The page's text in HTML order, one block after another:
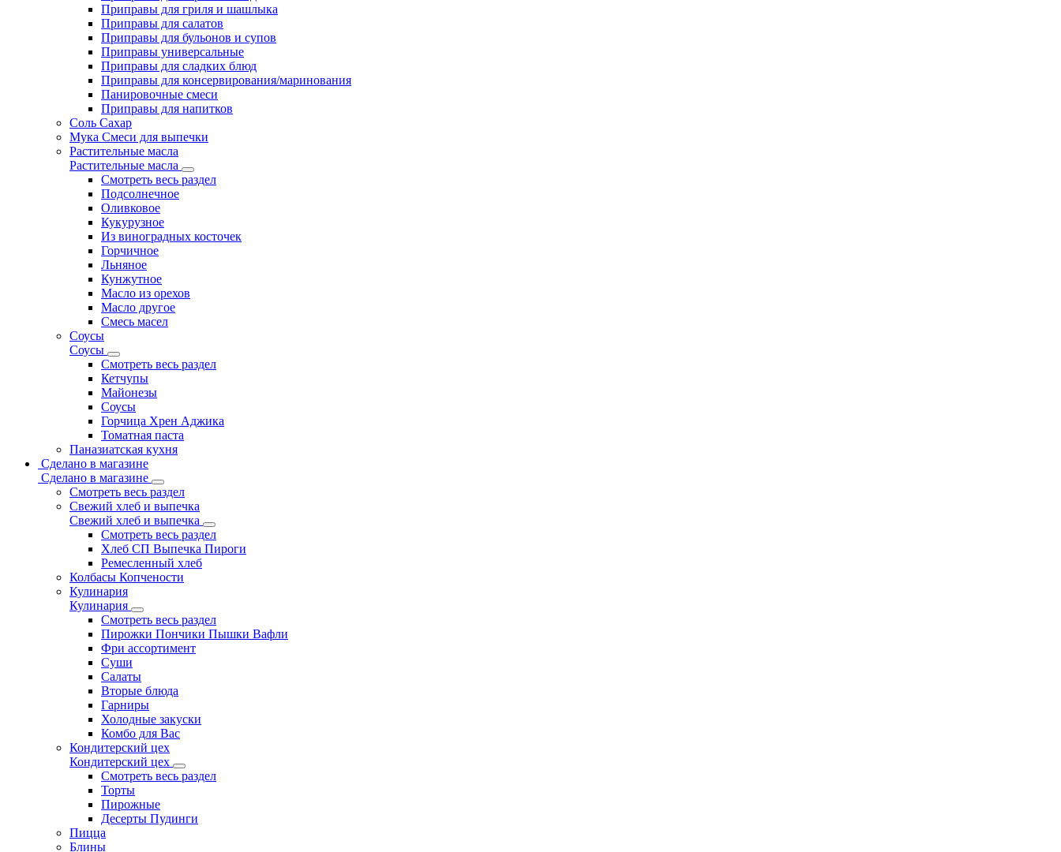
Приправы для гриля и шашлыка
Приправы для салатов
Приправы для бульонов и супов
Приправы универсальные
Приправы для сладких блюд
Приправы для консервирования/маринования
Панировочные смеси
Приправы для напитков
Соль Сахар
Мука Смеси для выпечки
Растительные масла
Растительные масла
Смотреть весь раздел
Подсолнечное
Оливковое
Кукурузное
Из виноградных косточек
Горчичное
Льняное
Кунжутное
Масло из орехов
Масло другое
Смесь масел
Соусы
Соусы
Смотреть весь раздел
Кетчупы
Майонезы
Соусы
Горчица Хрен Аджика
Томатная паста
Паназиатская кухня
Сделано в магазине
Сделано в магазине
Смотреть весь раздел
Свежий хлеб и выпечка
Свежий хлеб и выпечка
Смотреть весь раздел
Хлеб СП Выпечка Пироги
Ремесленный хлеб
Колбасы Копчености
Кулинария
Кулинария
Смотреть весь раздел
Пирожки Пончики Пышки Вафли
Фри ассортимент
Суши
Салаты
Вторые блюда
Гарниры
Холодные закуски
Комбо для Вас
Кондитерский цех
Кондитерский цех
Смотреть весь раздел
Торты
Пирожные
Десерты Пудинги
Пицца
Блины